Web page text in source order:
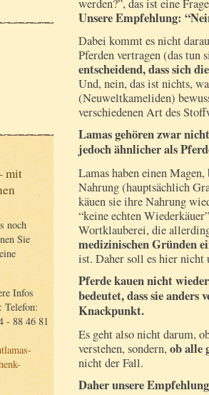
mit
noch
Sie
Infos
Telefon:
- 88 46 81
werden?”, das ist eine
Unsere Empfehlung:
Dabei kommt es nicht
Pferden vertragen (das
entscheidend, dass sich
Und, nein, das ist nichts,
(Neuweltkameliden)
verschiedenen Art des
Lamas gehören zwar
jedoch ähnlicher als
Lamas haben einen
Nahrung (hauptsächlich
käuen sie ihre Nahrung
“keine echten
Wortklauberei, die
medizinischen Gründen
ist. Daher soll es hier nicht
Pferde kauen nicht
bedeutet, dass sie anders
Knackpunkt.
Es geht also nicht darum,
verstehen, sondern, ob alle
nicht der Fall.
Daher unsere